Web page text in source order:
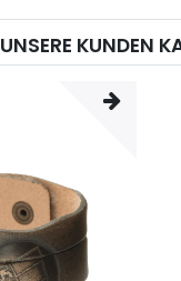
UNSERE KUNDEN